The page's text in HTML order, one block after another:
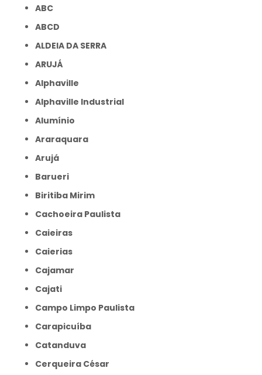
ABC
ABCD
ALDEIA DA SERRA
ARUJÁ
Alphaville
Alphaville Industrial
Alumínio
Araraquara
Arujá
Barueri
Biritiba Mirim
Cachoeira Paulista
Caieiras
Caierias
Cajamar
Cajati
Campo Limpo Paulista
Carapicuíba
Catanduva
Cerqueira César